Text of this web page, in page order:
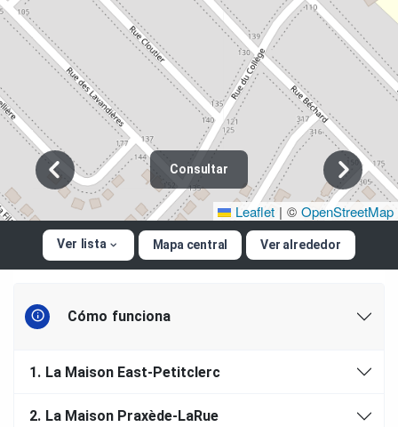
Cómo funciona
1. La Maison East-Petitclerc
2. La Maison Praxède-LaRue
Leaflet | © OpenStreetMap
Consultar
Ver lista Mapa central Ver alrededor